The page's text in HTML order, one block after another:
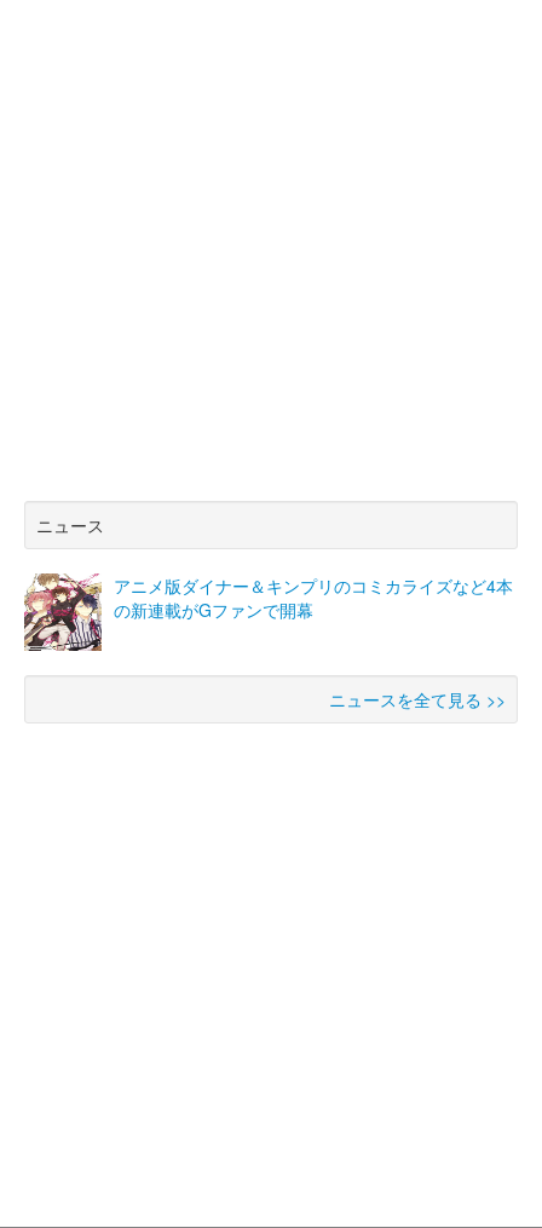
ニュース
アニメ版ダイナー＆キンプリのコミカライズなど4本
の新連載がGファンで開幕
ニュースを全て見る >>